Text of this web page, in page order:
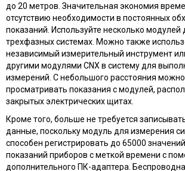
до 20 метров. Значительная экономия
отсутствию необходимости в постоянных
показаний. Используйте несколько модулей
трехфазных системах. Можно также
независимый измерительный инструмент
другими модулями CNX в систему для
измерений. С небольшого расстояния
просматривать показания с модулей,
закрытых электрических щитах.
Кроме того, больше не требуется
данные, поскольку модуль для измерения
способен регистрировать до 65000
показаний приборов с меткой времени с
дополнительного ПК-адаптера.